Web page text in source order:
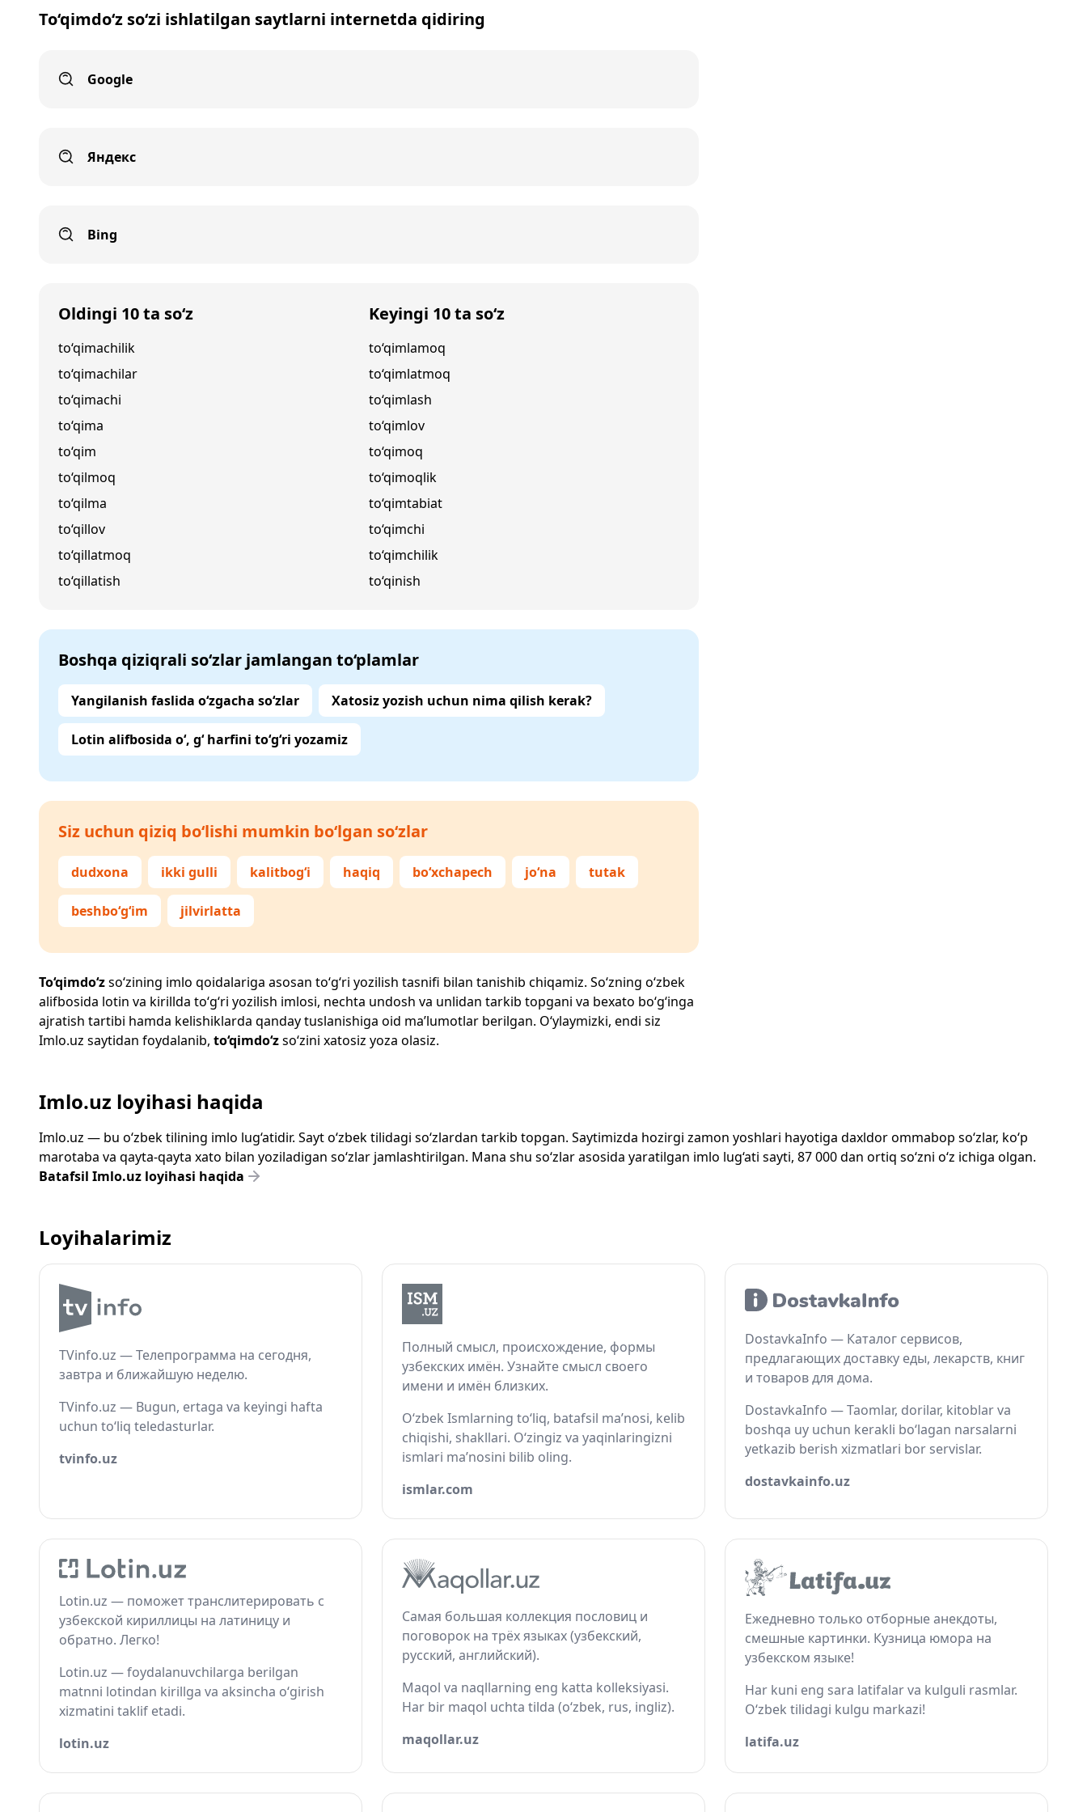
To‘qimdo‘z so‘zi ishlatilgan saytlarni internetda qidiring
Google
Яндекс
Bing
Oldingi 10 ta so‘z
to‘qimachilik
to‘qimachilar
to‘qimachi
to‘qima
to‘qim
to‘qilmoq
to‘qilma
to‘qillov
to‘qillatmoq
to‘qillatish
Keyingi 10 ta so‘z
to‘qimlamoq
to‘qimlatmoq
to‘qimlash
to‘qimlov
to‘qimoq
to‘qimoqlik
to‘qimtabiat
to‘qimchi
to‘qimchilik
to‘qinish
Boshqa qiziqrali so‘zlar jamlangan to‘plamlar
Yangilanish faslida o‘zgacha so‘zlar Xatosiz yozish uchun nima qilish kerak?
Lotin alifbosida o‘, g‘ harfini to‘g‘ri yozamiz
Siz uchun qiziq bo‘lishi mumkin bo‘lgan so‘zlar
dudxona ikki gulli kalitbog‘i haqiq bo‘xchapech jo‘na tutak
beshbo‘g‘im jilvirlatta
To‘qimdo‘zso‘zining imlo qoidalariga asosan to‘g‘ri yozilish tasnifi bilan tanishib chiqamiz. So‘zning o‘zbek
alifbosida lotin va kirillda to‘g‘ri yozilish imlosi, nechta undosh va unlidan tarkib topgani va bexato bo‘g‘inga
ajratish tartibi hamda kelishiklarda qanday tuslanishiga oid ma’lumotlar berilgan. O‘ylaymizki, endi siz
Imlo.uz saytidan foydalanib, to‘qimdo‘zso‘zini xatosiz yoza olasiz.
Imlo.uz loyihasi haqida
Imlo.uz — bu o‘zbek tilining imlo lug‘atidir. Sayt o‘zbek tilidagi so‘zlardan tarkib topgan. Saytimizda hozirgi zamon yoshlari hayotiga daxldor ommabop so‘zlar, ko‘p
marotaba va qayta-qayta xato bilan yoziladigan so‘zlar jamlashtirilgan. Mana shu so‘zlar asosida yaratilgan imlo lug‘ati sayti, 87 000 dan ortiq so‘zni o‘z ichiga olgan.
Batafsil Imlo.uz loyihasi haqida
Loyihalarimiz
TVinfo.uz — Телепрограмма на сегодня,
завтра и ближайшую неделю.
TVinfo.uz — Bugun, ertaga va keyingi hafta
uchun to‘liq teledasturlar.
tvinfo.uz
Полный смысл, происхождение, формы
узбекских имён. Узнайте смысл своего
имени и имён близких.
O‘zbek Ismlarning to‘liq, batafsil ma’nosi, kelib
chiqishi, shakllari. O‘zingiz va yaqinlaringizni
ismlari ma’nosini bilib oling.
ismlar.com
DostavkaInfo — Каталог сервисов,
предлагающих доставку еды, лекарств, книг
и товаров для дома.
DostavkaInfo — Taomlar, dorilar, kitoblar va
boshqa uy uchun kerakli bo‘lagan narsalarni
yetkazib berish xizmatlari bor servislar.
dostavkainfo.uz
Lotin.uz — поможет транслитерировать с
узбекской кириллицы на латиницу и
обратно. Легко!
Lotin.uz — foydalanuvchilarga berilgan
matnni lotindan kirillga va aksincha o‘girish
xizmatini taklif etadi.
lotin.uz
Самая большая коллекция пословиц и
поговорок на трёх языках (узбекский,
русский, английский).
Maqol va naqllarning eng katta kolleksiyasi.
Har bir maqol uchta tilda (o‘zbek, rus, ingliz).
maqollar.uz
Ежедневно только отборные анекдоты,
смешные картинки. Кузница юмора на
узбекском языке!
Har kuni eng sara latifalar va kulguli rasmlar.
O‘zbek tilidagi kulgu markazi!
latifa.uz